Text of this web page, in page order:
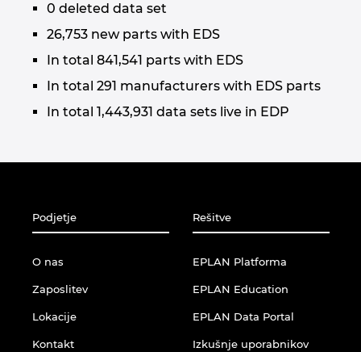
0 deleted data set
26,753 new parts with EDS
In total 841,541 parts with EDS
In total 291 manufacturers with EDS parts
In total 1,443,931 data sets live in EDP
Podjetje
O nas
Zaposlitev
Lokacije
Kontakt
Rešitve
EPLAN Platforma
EPLAN Education
EPLAN Data Portal
Izkušnje uporabnikov